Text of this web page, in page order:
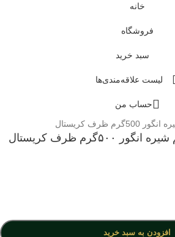
خانه
فروشگاه
سبد خرید
لیست علاقه‌مندی‌ها
حساب من
ظرف کریستال
افزودن به سبد خرید